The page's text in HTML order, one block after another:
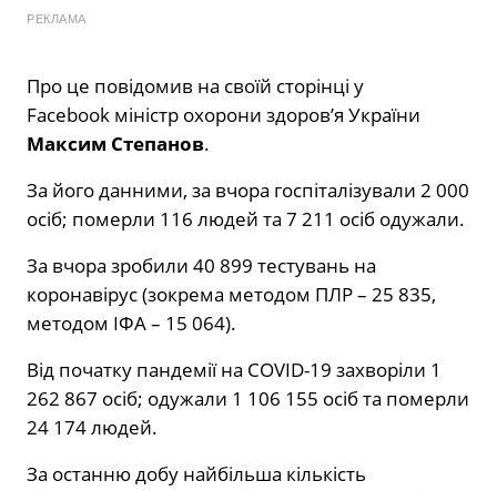
РЕКЛАМА
Про це повідомив на своїй сторінці у
Facebook міністр охорони здоров’я України
Максим Степанов.
За його данними, за вчора госпіталізували 2 000
осіб; померли 116 людей та 7 211 осіб одужали.
За вчора зробили 40 899 тестувань на
коронавірус (зокрема методом ПЛР – 25 835,
методом ІФА – 15 064).
Від початку пандемії на COVID-19 захворіли 1
262 867 осіб; одужали 1 106 155 осіб та померли
24 174 людей.
За останню добу найбільша кількість